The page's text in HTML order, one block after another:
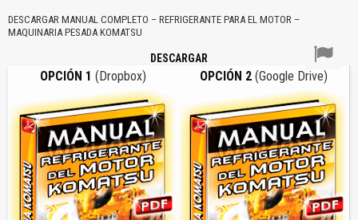
DESCARGAR MANUAL COMPLETO – REFRIGERANTE PARA EL MOTOR –
MAQUINARIA PESADA KOMATSU
DESCARGAR
OPCIÓN 1 (Dropbox) OPCIÓN 2 (Google Drive)